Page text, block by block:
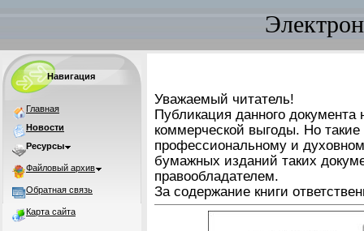
Навигация
Главная
Новости
Ресурсы
Файловый архив
Обратная связь
Карта сайта
Уважаемый читатель!
Публикация данного документа
коммерческой выгоды. Но
профессиональному и
бумажных изданий таких
правообладателем.
За содержание книги